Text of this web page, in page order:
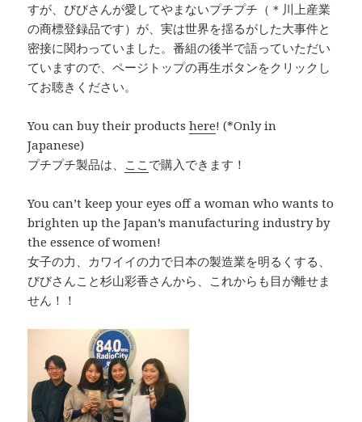
すが、びびさんが愛してやまないプチプチ（＊川上産業
の商標登録品です）が、実は世界を揺るがした大事件と
密接に関わっていました。番組の後半で語っていただい
ていますので、ページトップの再生ボタンをクリックし
てお聴きください。
You can buy their productshere! (*Only in
Japanese)
プチプチ製品は、 ここ で購入できます！
You can’t keep your eyes off a woman who wants to
brighten up the Japan’s manufacturing industry by
the essence of women!
女子の力、カワイイの力で日本の製造業を明るくする、
びびさんこと杉山彩香さんから、これからも目が離せま
せん！！